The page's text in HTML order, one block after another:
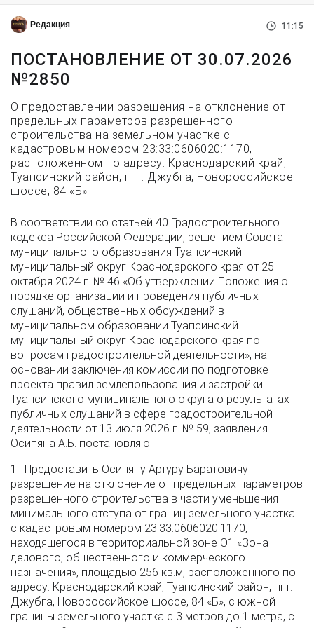
Редакция 11:15
ПОСТАНОВЛЕНИЕ ОТ 30.07.2026
№2850
О предоставлении разрешения на отклонение от
предельных параметров разрешенного
строительства на земельном участке с
кадастровым номером 23:33:0606020:1170,
расположенном по адресу: Краснодарский край,
Туапсинский район, пгт. Джубга, Новороссийское
шоссе, 84 «Б»
В соответствии со статьей 40 Градостроительного
кодекса Российской Федерации, решением Совета
муниципального образования Туапсинский
муниципальный округ Краснодарского края от 25
октября 2024 г. № 46 «Об утверждении Положения о
порядке организации и проведения публичных
слушаний, общественных обсуждений в
муниципальном образовании Туапсинский
муниципальный округ Краснодарского края по
вопросам градостроительной деятельности», на
основании заключения комиссии по подготовке
проекта правил землепользования и застройки
Туапсинского муниципального округа о результатах
публичных слушаний в сфере градостроительной
деятельности от 13 июля 2026 г. № 59, заявления
Осипяна А.Б. постановляю:
1. Предоставить Осипяну Артуру Баратовичу
разрешение на отклонение от предельных параметров
разрешенного строительства в части уменьшения
минимального отступа от границ земельного участка
с кадастровым номером 23:33:0606020:1170,
находящегося в территориальной зоне О1 «Зона
делового, общественного и коммерческого
назначения», площадью 256 кв.м, расположенного по
адресу: Краснодарский край, Туапсинский район, пгт.
Джубга, Новороссийское шоссе, 84 «Б», с южной
границы земельного участка с 3 метров до 1 метра, с